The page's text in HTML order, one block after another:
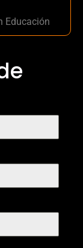
Educación